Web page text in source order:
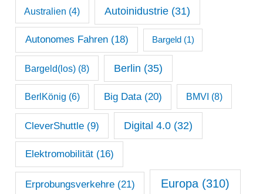
h
Australien (4) Autoinidustrie(31)
Autonomes Fahren(18) Bargeld(1)
Bargeld(los)(8) Berlin (35)
BerlKönig (6) Big Data(20) BMVI (8)
CleverShuttle (9) Digital 4.0(32)
Elektromobilität(16)
Erprobungsverkehre(21) Europa(310)